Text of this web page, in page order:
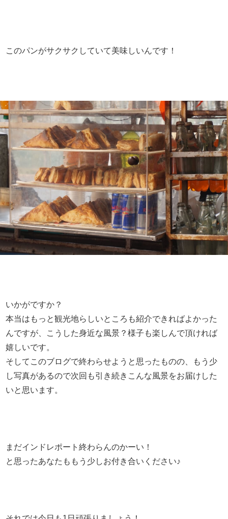
このパンがサクサクしていて美味しいんです！
いかがですか？
本当はもっと観光地らしいところも紹介できればよかった
んですが、こうした身近な風景？様子も楽しんで頂ければ
嬉しいです。
そしてこのブログで終わらせようと思ったものの、もう少
し写真があるので次回も引き続きこんな風景をお届けした
いと思います。
まだインドレポート終わらんのかーい！
と思ったあなたももう少しお付き合いください♪